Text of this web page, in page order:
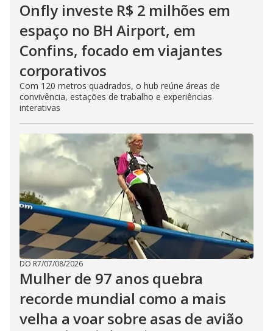
Onfly investe R$ 2 milhões em
espaço no BH Airport, em
Confins, focado em viajantes
corporativos
Com 120 metros quadrados, o hub reúne áreas de
convivência, estações de trabalho e experiências
interativas
DO R7/07/08/2026
Mulher de 97 anos quebra
recorde mundial como a mais
velha a voar sobre asas de avião